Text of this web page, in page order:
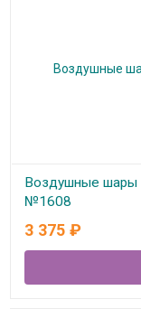
Воздушные шары
№1608
В наличии
3 375 ₽